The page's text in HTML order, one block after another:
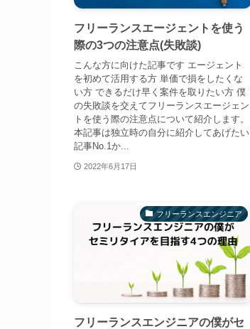
フリーランスエージェントを使う
際の3つの注意点(失敗談)
こんな方に向けた記事です エージェント
を初めて活用する方 単価で損をしたくな
い方 できるだけ早く案件を取りたい方 僕
の失敗談を交えてフリーランスエージェン
トを使う際の注意点について紹介します。
本記事は独立時の自分に紹介してあげたい
記事No.1か...
2022年6月17日
フリーランスエンジニア
フリーランスエンジニアの僕がセ